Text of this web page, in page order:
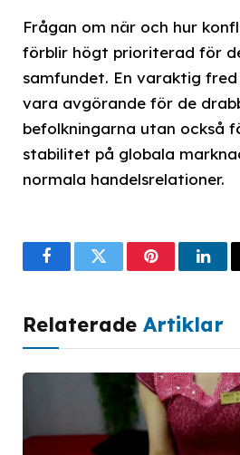
Frågan om när och hur
förblir högt prioriterad för
samfundet. En varaktig
vara avgörande för de
befolkningarna utan också
stabilitet på globala
normala handelsrelationer.
FacebookTwitterPinterest
Relaterade Artiklar